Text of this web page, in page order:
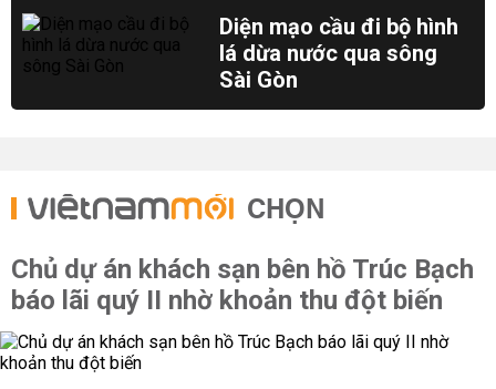
Diện mạo cầu đi bộ hình
lá dừa nước qua sông
Sài Gòn
CHỌN
Chủ dự án khách sạn bên hồ Trúc Bạch
báo lãi quý II nhờ khoản thu đột biến